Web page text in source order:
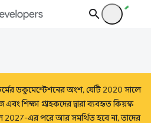
ডকুমেন্টেশনের অংশ, যেটি 2020 সালে
শিক্ষা গ্রাহকদের দ্বারা ব্যবহৃত কিয়স্ক
এর পরে আর সমর্থিত হবে না, তাদের